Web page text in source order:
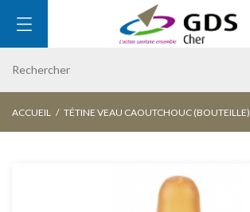
ACCUEIL TÉTINE VEAU CAOUTCHOUC (BOUTEILLE)